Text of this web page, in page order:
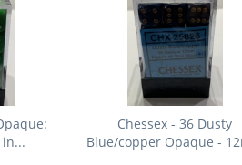
in...
Chessex - 36 Dusty
Blue/copper Opaque -